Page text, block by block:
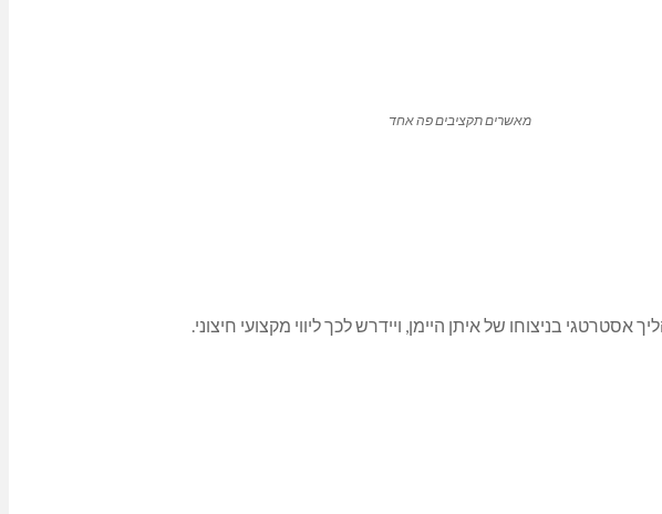
מאשרים תקציבים פה אחד
בניצוחו של איתן היימן, ויידרש לכך ליווי מקצועי חיצוני.